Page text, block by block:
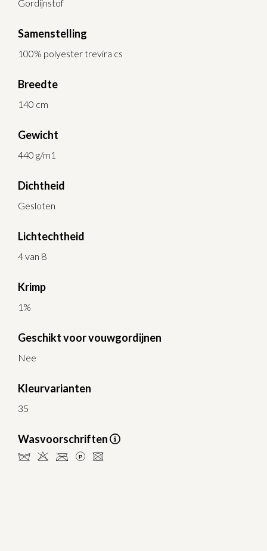
Gordijnstof
Samenstelling
100% polyester trevira cs
Breedte
140 cm
Gewicht
440 g/m1
Dichtheid
Gesloten
Lichtechtheid
4 van 8
Krimp
1%
Geschikt voor vouwgordijnen
Nee
Kleurvarianten
35
Wasvoorschriften
dHCLU